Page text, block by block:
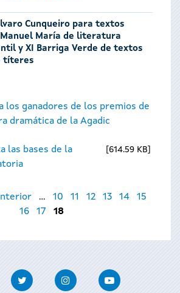
Cunqueiro para textos
María de literatura
y XI Barriga Verde de textos
títeres
los ganadores de los premios de
dramática de la Agadic
las bases de la
614.59 KB
… 10 11 12 13 14
15
16
17 18
Twitter InstagramYoutube